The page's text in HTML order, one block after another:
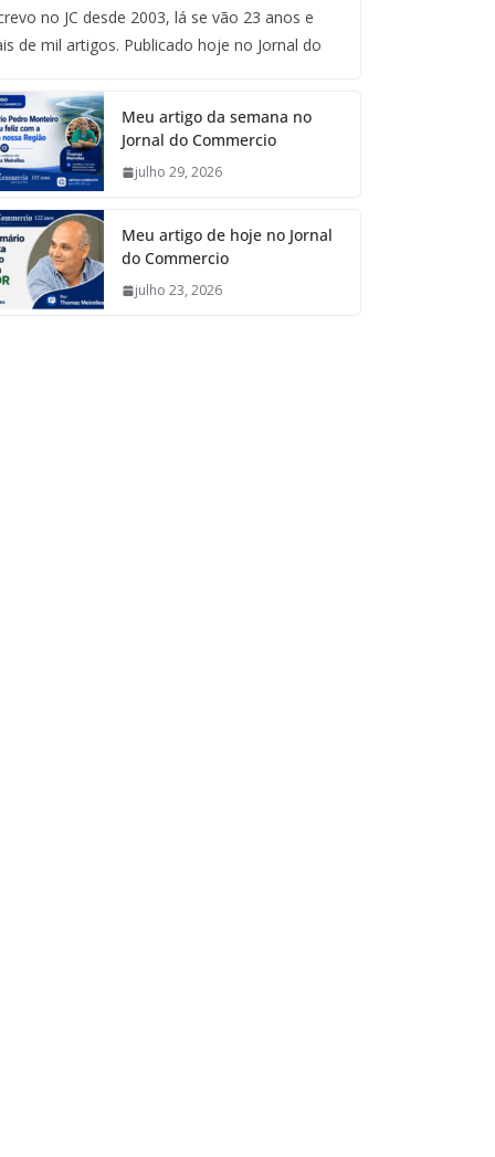
no JC desde 2003, lá se vão 23 anos e
de mil artigos. Publicado hoje no Jornal do
Meu artigo da semana no
Jornal do Commercio
julho 29, 2026
Meu artigo de hoje no Jornal
do Commercio
julho 23, 2026